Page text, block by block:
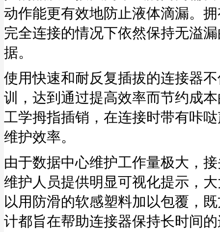
动作能更有效地防止液体滴漏。
完全连接的情况下依然保持无溢
据。
使用快速和耐反复插拔的连接器
训，达到通过提高效率而节约成
工学拇指插销，在连接时带有咔
维护效率。
由于数据中心维护工作量极大，
维护人员提供明显可视化提示，
以用防滑的软感塑料加以包覆，
计都旨在帮助连接器保持长时间